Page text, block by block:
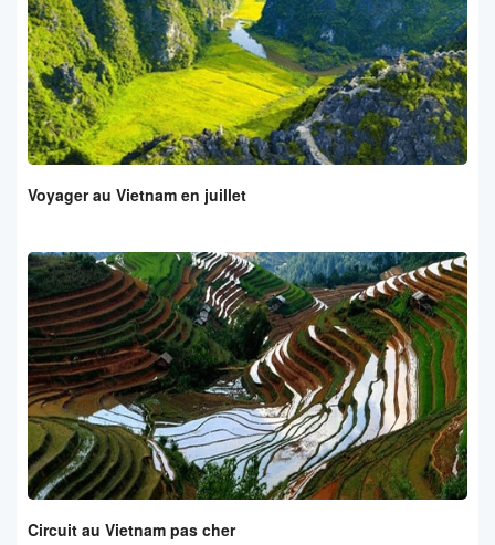
Voyager au Vietnam en juillet
Circuit au Vietnam pas cher